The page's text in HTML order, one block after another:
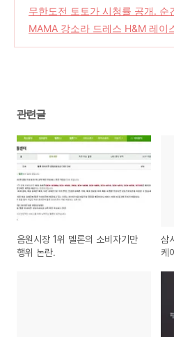
률 순위 기록
(0)
무한도전 토토가 시청률 공개. 순
률 35.9%
(0)
MAMA 강소라 드레스 H&M 레이
관련글
음원시장 1위 멜론의 소비자기만
행위 논란.
삼
케